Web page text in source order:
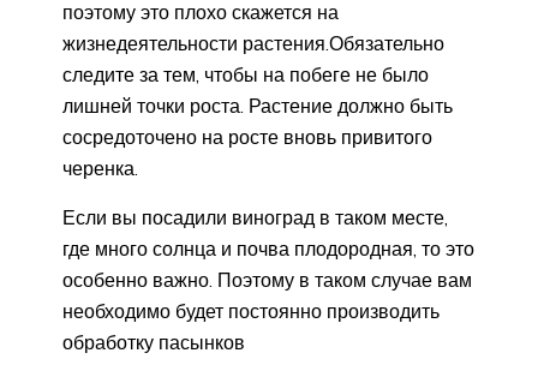
поэтому это плохо скажется на
жизнедеятельности растения.Обязательно
следите за тем, чтобы на побеге не было
лишней точки роста. Растение должно быть
сосредоточено на росте вновь привитого
черенка.
Если вы посадили виноград в таком месте,
где много солнца и почва плодородная, то это
особенно важно. Поэтому в таком случае вам
необходимо будет постоянно производить
обработку пасынков